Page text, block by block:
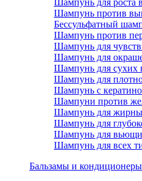
Шампунь для роста
Шампунь против
Бессульфатный
Шампунь против
Шампунь для
Шампунь для
Шампунь для сухих
Шампунь для
Шампунь с
Шампуни против
Шампунь для
Шампунь для
Шампунь для
Шампунь для всех
Бальзамы и кондиционеры